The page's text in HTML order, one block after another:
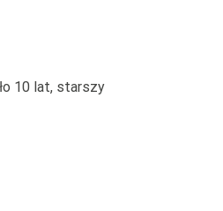
10 lat, starszy